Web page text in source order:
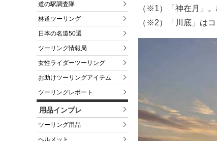
道の駅調査隊
林道ツーリング
日本の名道50選
ツーリング情報局
女性ライダーツーリング
お助けツーリングアイテム
ツーリングレポート
用品インプレ
ツーリング用品
（※1）「神在月」
（※2）「川底」は